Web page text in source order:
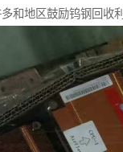
和地区鼓励钨钢回收利